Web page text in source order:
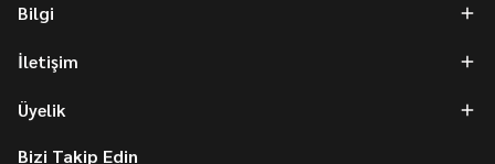
Bilgi
İletişim
Üyelik
Bizi Takip Edin